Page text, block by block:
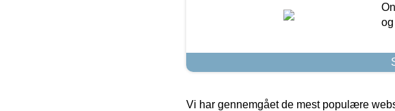
Vi har gennemgået de mest populære